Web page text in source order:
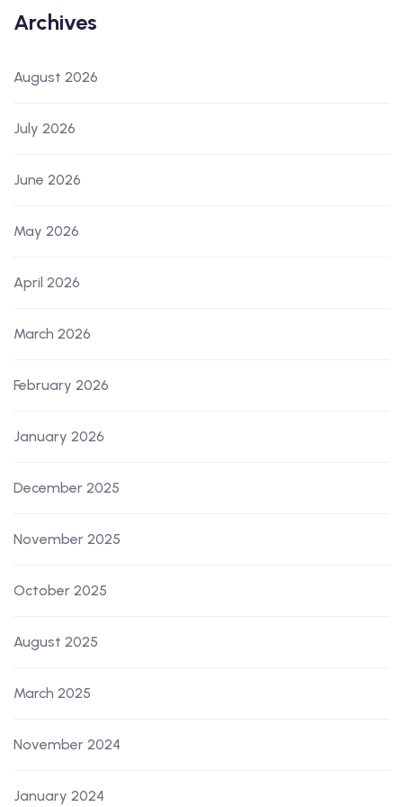
Archives
August 2026
July 2026
June 2026
May 2026
April 2026
March 2026
February 2026
January 2026
December 2025
November 2025
October 2025
August 2025
March 2025
November 2024
January 2024